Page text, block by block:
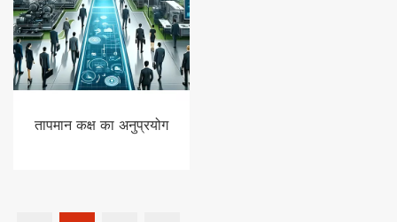
तापमान कक्ष का अनुप्रयोग